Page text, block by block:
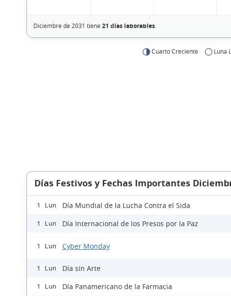
Diciembre de 2031 tiene 21 días laborables.
Cuarto Creciente Luna
Días Festivos y Fechas Importantes
1 Lun Día Mundial de la Lucha Contra el Sida
1 Lun Día Internacional de los Presos por la Paz
1 Lun Cyber Monday
1 Lun Día sin Arte
1 Lun Día Panamericano de la Farmacia